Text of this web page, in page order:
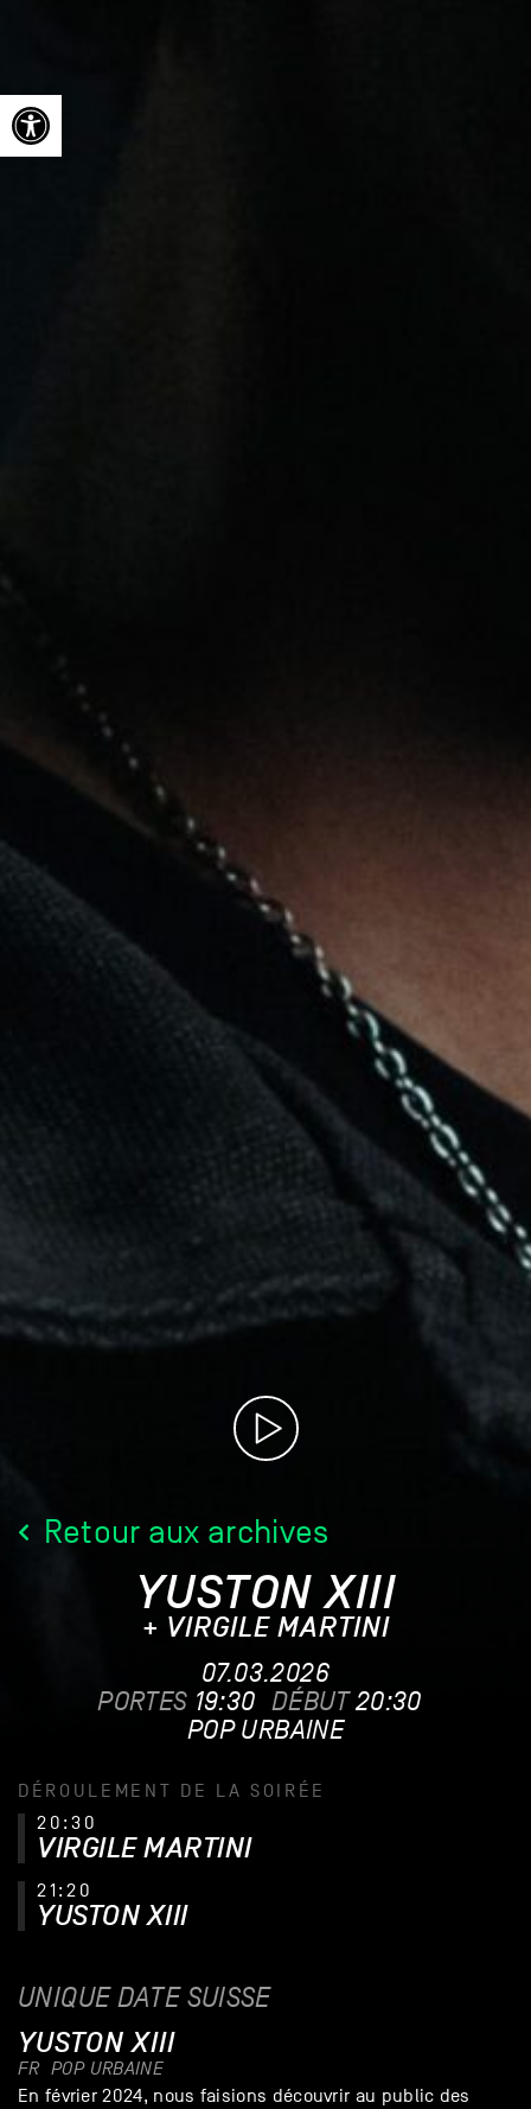
Ouvrir la barre d’outils
Retour aux archives
YUSTON XIII
+ VIRGILE MARTINI
07.03.2026
PORTES 19:30 DÉBUT 20:30
POP URBAINE
DÉROULEMENT DE LA SOIRÉE
20:30
VIRGILE MARTINI
21:20
YUSTON XIII
UNIQUE DATE SUISSE
YUSTON XIII
FR POP URBAINE
En février 2024, nous faisions découvrir au public des